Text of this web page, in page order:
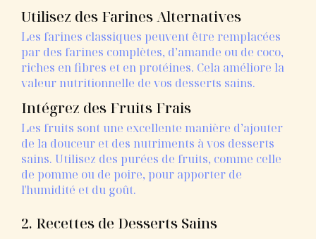
Utilisez des Farines Alternatives
Les farines classiques peuvent être remplacées
par des farines complètes, d’amande ou de coco,
riches en fibres et en protéines. Cela améliore la
valeur nutritionnelle de vos desserts sains.
Intégrez des Fruits Frais
Les fruits sont une excellente manière d’ajouter
de la douceur et des nutriments à vos desserts
sains. Utilisez des purées de fruits, comme celle
de pomme ou de poire, pour apporter de
l'humidité et du goût.
2. Recettes de Desserts Sains